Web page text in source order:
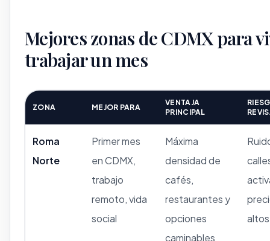
Mejores zonas de CDMX para
trabajar un mes
ZONA MEJOR PARA
VENTAJA
PRINCIPAL
Roma
Norte
Primer mes
en CDMX,
trabajo
remoto, vida
social
Máxima
densidad de
cafés,
restaurantes y
opciones
caminables
altos